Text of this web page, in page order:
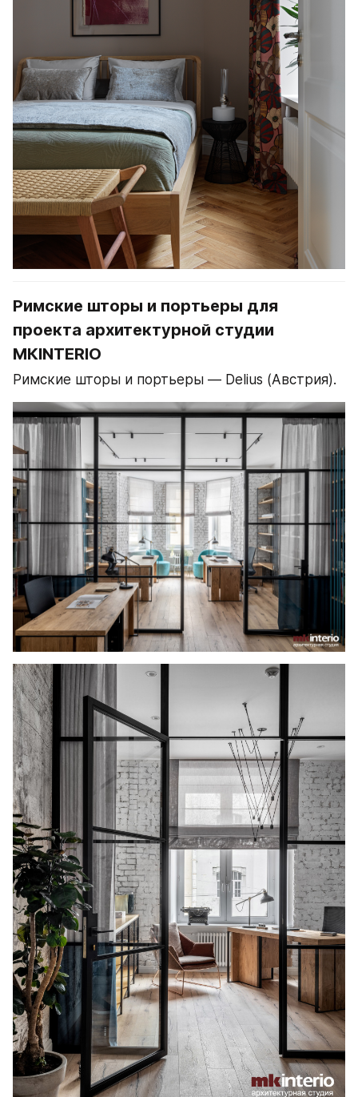
Римские шторы и портьеры для
проекта архитектурной студии
МКINTERIO
Римские шторы и портьеры — Delius (Австрия).